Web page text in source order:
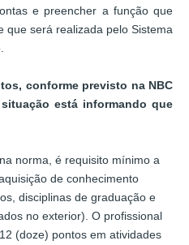
e preencher a função que
que será realizada pelo Sistema
conforme previsto na NBC
está informando que
norma, é requisito mínimo a
de conhecimento
disciplinas de graduação e
no exterior). O profissional
(doze) pontos em atividades